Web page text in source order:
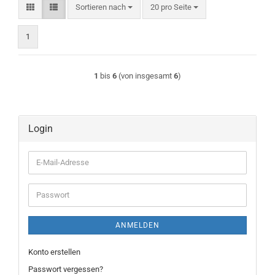
Sortieren nach
Sortieren nach 20 pro Seite
pro Seite
1
1 bis 6 (von insgesamt 6)
Login
E-
Mail-
Adresse
Passwort
ANMELDEN
Konto erstellen
Passwort vergessen?